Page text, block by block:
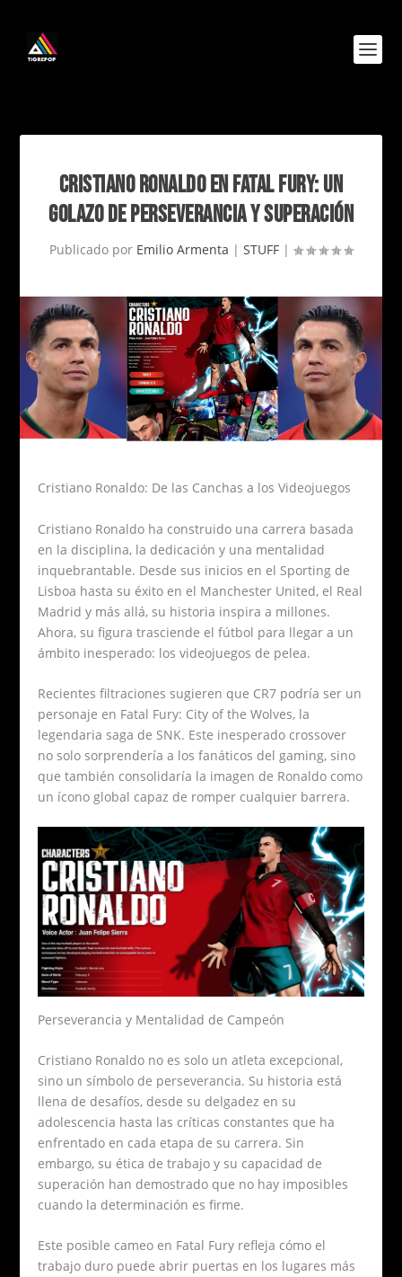
CRISTIANO RONALDO EN FATAL FURY: UN
GOLAZO DE PERSEVERANCIA Y SUPERACIÓN
Publicado por Emilio Armenta | STUFF |
Cristiano Ronaldo: De las Canchas a los Videojuegos
Cristiano Ronaldo ha construido una carrera basada
en la disciplina, la dedicación y una mentalidad
inquebrantable. Desde sus inicios en el Sporting de
Lisboa hasta su éxito en el Manchester United, el Real
Madrid y más allá, su historia inspira a millones.
Ahora, su figura trasciende el fútbol para llegar a un
ámbito inesperado: los videojuegos de pelea.
Recientes filtraciones sugieren que CR7 podría ser un
personaje en Fatal Fury: City of the Wolves, la
legendaria saga de SNK. Este inesperado crossover
no solo sorprendería a los fanáticos del gaming, sino
que también consolidaría la imagen de Ronaldo como
un ícono global capaz de romper cualquier barrera.
Perseverancia y Mentalidad de Campeón
Cristiano Ronaldo no es solo un atleta excepcional,
sino un símbolo de perseverancia. Su historia está
llena de desafíos, desde su delgadez en su
adolescencia hasta las críticas constantes que ha
enfrentado en cada etapa de su carrera. Sin
embargo, su ética de trabajo y su capacidad de
superación han demostrado que no hay imposibles
cuando la determinación es firme.
Este posible cameo en Fatal Fury refleja cómo el
trabajo duro puede abrir puertas en los lugares más